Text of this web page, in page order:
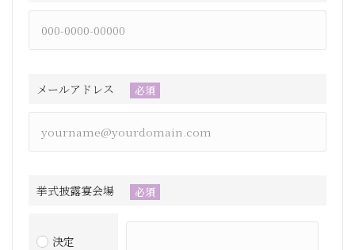
メールアドレス 必須
挙式披露宴会場 必須
決定